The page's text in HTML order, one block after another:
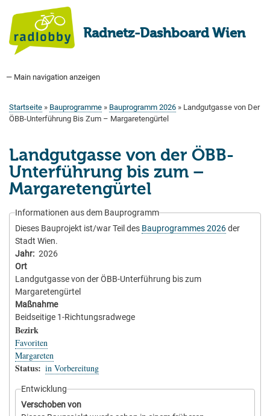
Inhalt
Radnetz-Dashboard Wien
Main
— Main navigation anzeigen
Startseite
Bauprogramm
Aktuell Geplant
Weitere Bauprojekte
Hauptradverkehrsnetz
Bezirke
Medienberichte
Tags
Über uns
Pfadnavigation
Startseite Bauprogramme Bauprogramm 2026
Landgutgasse von Der
ÖBB-Unterführung Bis Zum – Margaretengürtel
Landgutgasse von der ÖBB-
Unterführung bis zum –
Margaretengürtel
Informationen aus dem Bauprogramm
Dieses Bauprojekt ist/war Teil des Bauprogrammes 2026der
Stadt Wien.
Jahr
2026
Ort
Landgutgasse von der ÖBB-Unterführung bis zum
Margaretengürtel
Maßnahme
Beidseitige 1-Richtungsradwege
Bezirk
Favoriten
Margareten
Status in Vorbereitung
Entwicklung
Verschoben von